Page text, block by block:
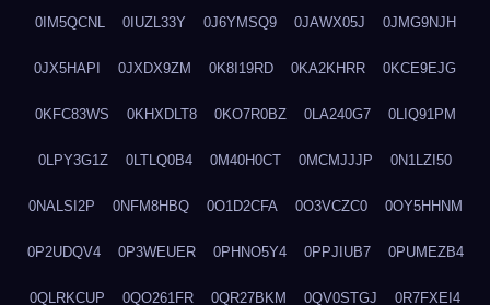
0IM5QCNL 0IUZL33Y 0J6YMSQ9 0JAWX05J 0JMG9NJH
0JX5HAPI 0JXDX9ZM 0K8I19RD 0KA2KHRR 0KCE9EJG
0KFC83WS 0KHXDLT8 0KO7R0BZ 0LA240G7 0LIQ91PM
0LPY3G1Z 0LTLQ0B4 0M40H0CT 0MCMJJJP 0N1LZI50
0NALSI2P 0NFM8HBQ 0O1D2CFA 0O3VCZC0 0OY5HHNM
0P2UDQV4 0P3WEUER 0PHNO5Y4 0PPJIUB7 0PUMEZB4
0QLRKCUP 0QO261FR 0QR27BKM 0QV0STGJ 0R7FXEI4